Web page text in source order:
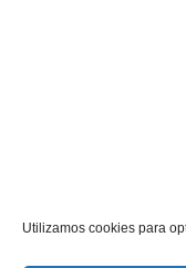
Utilizamos cookies para